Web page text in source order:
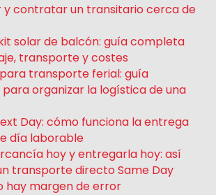
y contratar un transitario cerca de
solar de balcón: guía completa
transporte y costes
transporte ferial: guía
organizar la logística de una
Day: cómo funciona la entrega
día laborable
hoy y entregarla hoy: así
transporte directo Same Day
hay margen de error